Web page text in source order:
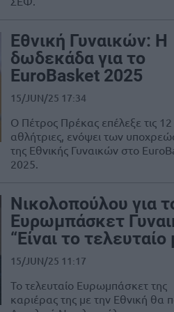
Εθνική Γυναικών: Η
δωδεκάδα για το
EuroBasket 2025
15/JUN/25 17:34
Ο Πέτρος Πρέκας επέλεξε τις 12
αθλήτριες, ενόψει των
της Εθνικής Γυναικών στο
2025.
Νικολοπούλου για
Ευρωμπάσκετ
“Είναι το τελευταίο
15/JUN/25 11:17
Το τελευταίο Ευρωμπάσκετ της
καριέρας της με την Εθνική θα